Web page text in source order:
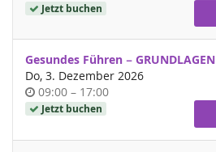
Jetzt buchen
Gesundes Führen − GRUNDLAGEN
Do, 3. Dezember 2026
Uhrzeit
09:00 –bis
17:00
Jetzt buchen